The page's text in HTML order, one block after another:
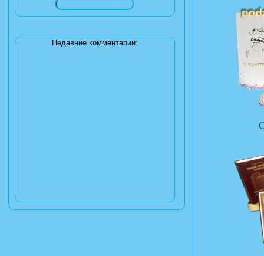
Недавние комментарии: